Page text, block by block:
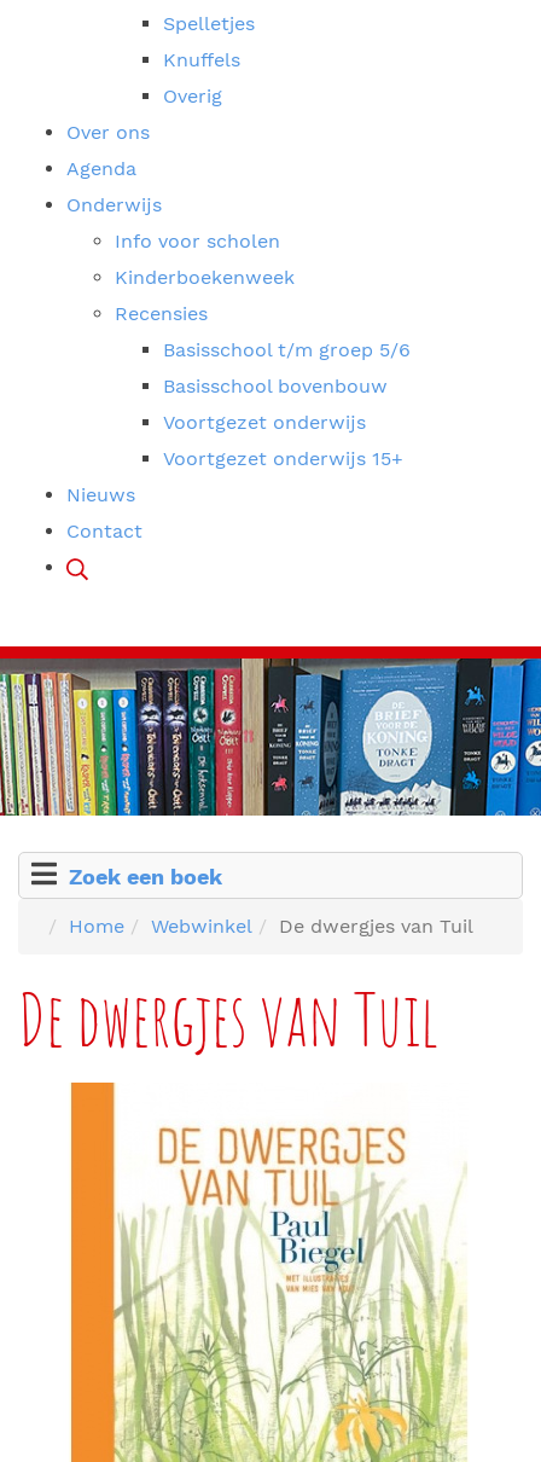
Spelletjes
Knuffels
Overig
Over ons
Agenda
Onderwijs
Info voor scholen
Kinderboekenweek
Recensies
Basisschool t/m groep 5/6
Basisschool bovenbouw
Voortgezet onderwijs
Voortgezet onderwijs 15+
Nieuws
Contact
Zoek een boek
Home Webwinkel De dwergjes van Tuil
De dwergjes van Tuil